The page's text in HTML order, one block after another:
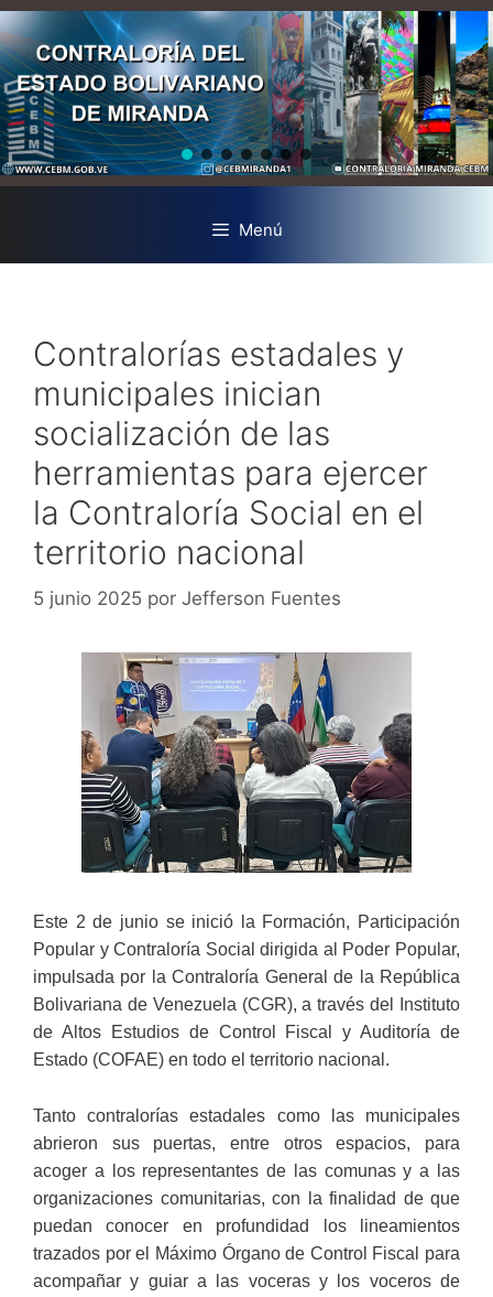
Menú
Contralorías estadales y
municipales inician
socialización de las
herramientas para ejercer
la Contraloría Social en el
territorio nacional
5 junio 2025 por Jefferson Fuentes
Este 2 de junio se inició la Formación, Participación
Popular y Contraloría Social dirigida al Poder Popular,
impulsada por la Contraloría General de la República
Bolivariana de Venezuela (CGR), a través del Instituto
de Altos Estudios de Control Fiscal y Auditoría de
Estado (COFAE) en todo el territorio nacional.
Tanto contralorías estadales como las municipales
abrieron sus puertas, entre otros espacios, para
acoger a los representantes de las comunas y a las
organizaciones comunitarias, con la finalidad de que
puedan conocer en profundidad los lineamientos
trazados por el Máximo Órgano de Control Fiscal para
acompañar y guiar a las voceras y los voceros de